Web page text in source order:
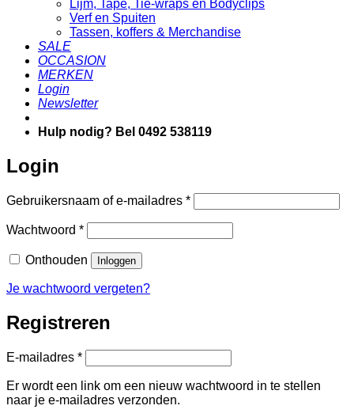
Lijm, Tape, Tie-wraps en Bodyclips
Verf en Spuiten
Tassen, koffers & Merchandise
SALE
OCCASION
MERKEN
Login
Newsletter
Hulp nodig? Bel 0492 538119
Login
Gebruikersnaam of e-mailadres *Vereist
Wachtwoord *Vereist
Onthouden Inloggen
Je wachtwoord vergeten?
Registreren
E-mailadres *Vereist
Er wordt een link om een nieuw wachtwoord in te stellen
naar je e-mailadres verzonden.